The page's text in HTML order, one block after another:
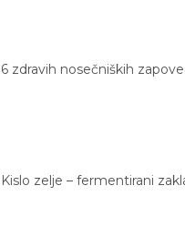
6 zdravih nosečniških
Kislo zelje – fermentirani